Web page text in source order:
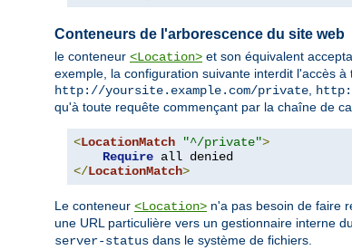
Conteneurs de l'arborescence du site web
le conteneur <Location> et son équivalent
exemple, la configuration suivante interdit l'accès
http://yoursite.example.com/private,
qu'à toute requête commençant par la chaîne de
<LocationMatch "^/private">
Require
</LocationMatch>
Le conteneur <Location> n'a pas besoin de faire
une URL particulière vers un gestionnaire interne
server-status dans le système de fichiers.